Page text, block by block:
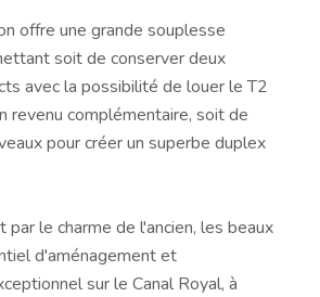
offre une grande souplesse
soit de conserver deux
avec la possibilité de louer le T2
revenu complémentaire, soit de
pour créer un superbe duplex
par le charme de l'ancien, les beaux
d'aménagement et
sur le Canal Royal, à